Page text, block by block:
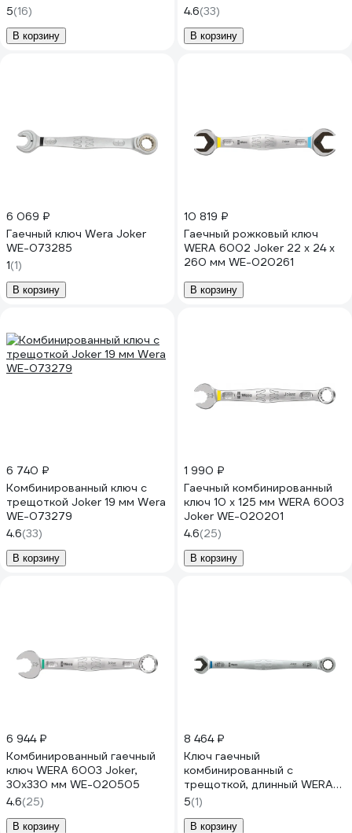
5(16)
В корзину
4.6(33)
В корзину
6 069 ₽
Гаечный ключ Wera Joker
WE-073285
1(1)
В корзину
10 819 ₽
Гаечный рожковый ключ
WERA 6002 Joker 22 x 24 x
260 мм WE-020261
В корзину
6 740 ₽
Комбинированный ключ с
трещоткой Joker 19 мм Wera
WE-073279
4.6(33)
В корзину
1 990 ₽
Гаечный комбинированный
ключ 10 x 125 мм WERA 6003
Joker WE-020201
4.6(25)
В корзину
6 944 ₽
Комбинированный гаечный
ключ WERA 6003 Joker,
30х330 мм WE-020505
4.6(25)
В корзину
8 464 ₽
Ключ гаечный
комбинированный с
трещоткой, длинный WERA
6007 Joker SB 19 мм x 334
мм WE-020354
5(1)
В корзину